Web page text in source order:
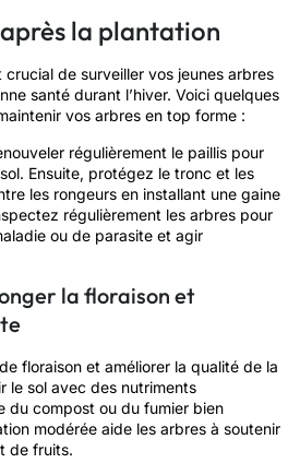
la plantation
de surveiller vos jeunes arbres
santé durant l’hiver. Voici quelques
vos arbres en top forme :
régulièrement le paillis pour
Ensuite, protégez le tronc et les
les rongeurs en installant une gaine
régulièrement les arbres pour
ou de parasite et agir
la floraison et
floraison et améliorer la qualité de la
le sol avec des nutriments
du compost ou du fumier bien
modérée aide les arbres à soutenir
de fruits.